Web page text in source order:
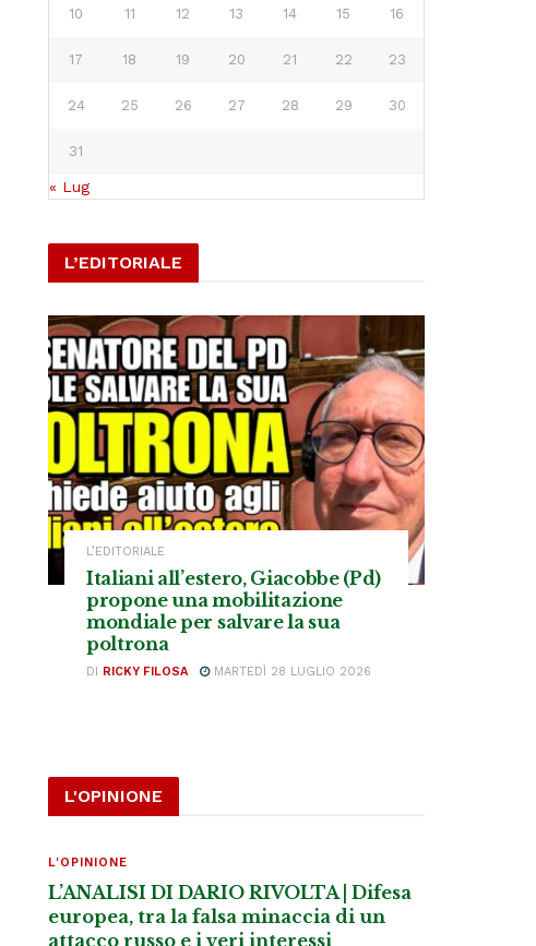
10 11 12 13 14 15 16
17 18 19 20 21 22 23
24 25 26 27 28 29 30
31
« Lug
L’EDITORIALE
L’EDITORIALE
Italiani all’estero, Giacobbe (Pd)
propone una mobilitazione
mondiale per salvare la sua
poltrona
DI RICKY FILOSA MARTEDÌ 28 LUGLIO 2026
L'OPINIONE
L'OPINIONE
L’ANALISI DI DARIO RIVOLTA | Difesa
europea, tra la falsa minaccia di un
attacco russo e i veri interessi